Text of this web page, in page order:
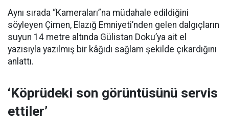
Aynı sırada “Kameraları”na müdahale edildiğini
söyleyen Çimen, Elazığ Emniyeti’nden gelen dalgıçların
suyun 14 metre altında Gülistan Doku’ya ait el
yazısıyla yazılmış bir kâğıdı sağlam şekilde çıkardığını
anlattı.
‘Köprüdeki son görüntüsünü servis
ettiler’